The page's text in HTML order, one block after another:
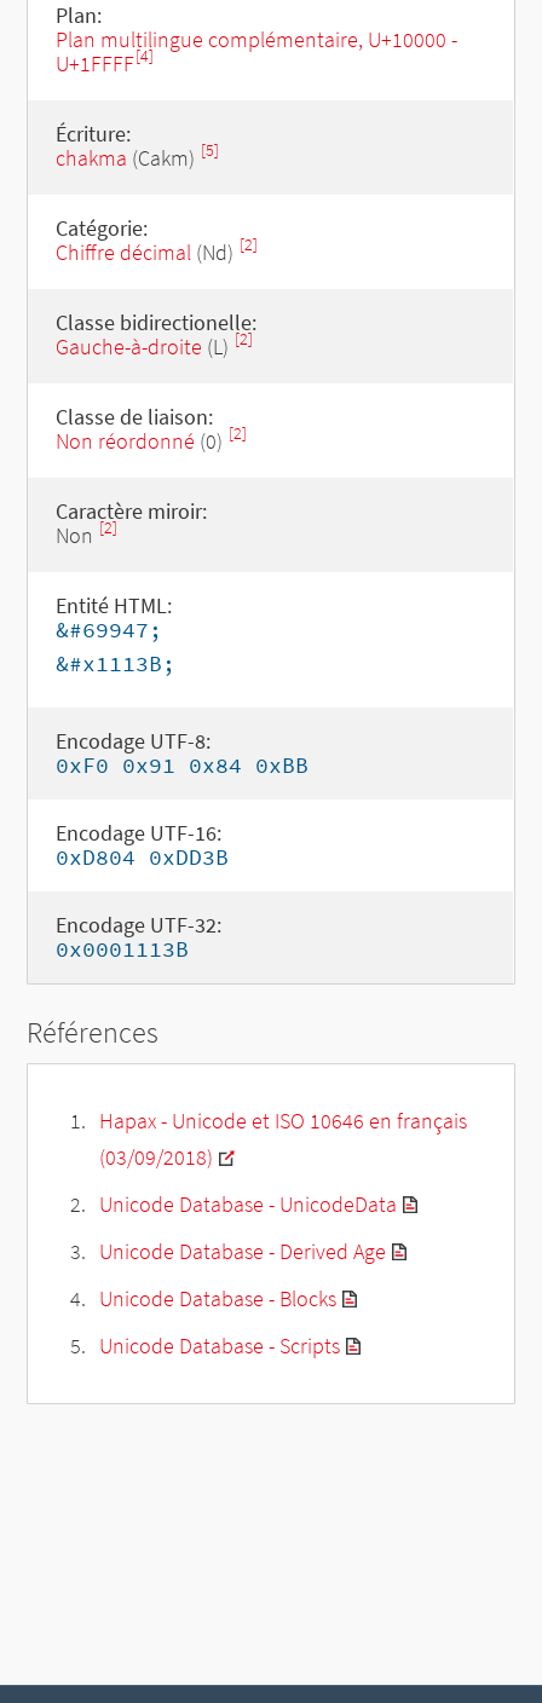
Plan:
Plan multilingue complémentaire, U+10000 -
U+1FFFF[4]
Écriture:
chakma (Cakm) [5]
Catégorie:
Chiffre décimal(Nd) [2]
Classe bidirectionelle:
Gauche-à-droite (L) [2]
Classe de liaison:
Non réordonné (0) [2]
Caractère miroir:
Non [2]
Entité HTML:
&#69947;
&#x1113B;
Encodage UTF-8:
0xF0 0x91 0x84 0xBB
Encodage UTF-16:
0xD804 0xDD3B
Encodage UTF-32:
0x0001113B
Références
Hapax - Unicode et ISO 10646 en français
(03/09/2018)
Unicode Database - UnicodeData
Unicode Database - Derived Age
Unicode Database - Blocks
Unicode Database - Scripts